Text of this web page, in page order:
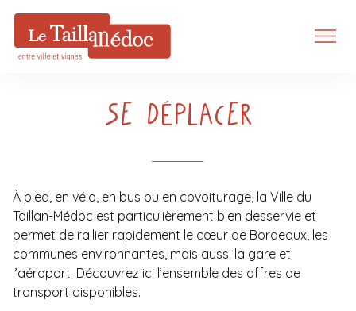
Se déplacer
À pied, en vélo, en bus ou en covoiturage, la Ville du
Taillan-Médoc est particulièrement bien desservie et
permet de rallier rapidement le cœur de Bordeaux, les
communes environnantes, mais aussi la gare et
l’aéroport. Découvrez ici l’ensemble des offres de
transport disponibles.